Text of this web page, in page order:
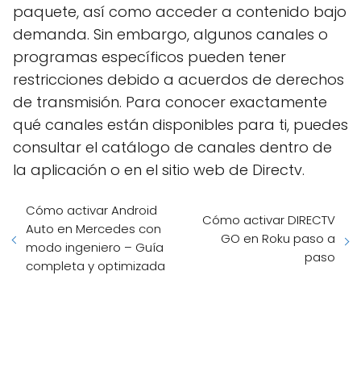
paquete, así como acceder a contenido bajo
demanda. Sin embargo, algunos canales o
programas específicos pueden tener
restricciones debido a acuerdos de derechos
de transmisión. Para conocer exactamente
qué canales están disponibles para ti, puedes
consultar el catálogo de canales dentro de
la aplicación o en el sitio web de Directv.
Cómo activar Android
Auto en Mercedes con
modo ingeniero – Guía
completa y optimizada
Cómo activar DIRECTV
GO en Roku paso a
paso